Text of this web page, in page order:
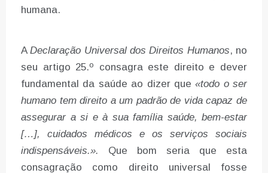
humana.
ADeclaração Universal dos Direitos Humanos, no
seu artigo 25.º consagra este direito e dever
fundamental da saúde ao dizer que«todo o ser
humano tem direito a um padrão de vida capaz de
assegurar a si e à sua família saúde, bem-estar
[…], cuidados médicos e os serviços sociais
indispensáveis.».
Que bom seria que esta
consagração como direito universal fosse